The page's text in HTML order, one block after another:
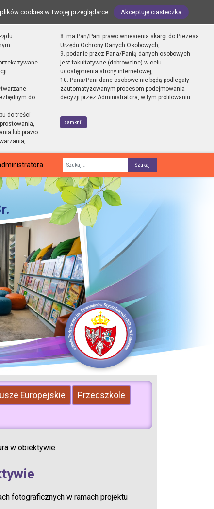
cookies w Twojej przeglądarce. Akceptuję ciasteczka
do
do treści
lub prawo
8. ma Pan/Pani prawo wniesienia skargi do Prezesa
Urzędu Ochrony Danych Osobowych,
9. podanie przez Pana/Panią danych osobowych
jest fakultatywne (dobrowolne) w celu
udostępnienia strony internetowej,
10. Pana/Pani dane osobowe nie będą podlegały
zautomatyzowanym procesom podejmowania
decyzji przez Administratora, w tym profilowaniu.
zamknij
Fraza
Europejskie
Przedszkole
w obiektywie
fotograficznych w ramach projektu